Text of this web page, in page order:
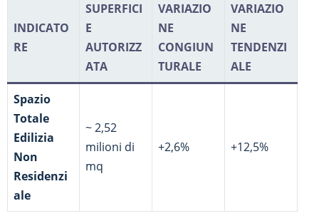
INDICATO
RE
SUPERFICI
E
AUTORIZZ
ATA
VARIAZIO
NE
CONGIUN
TURALE
VARIAZIO
NE
TENDENZI
ALE
Spazio
Totale
Edilizia
Non
Residenzi
ale
~ 2,52
milioni di
mq
+2,6% +12,5%